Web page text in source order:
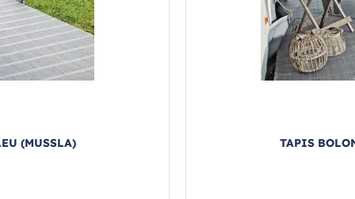
(MUSSLA) TAPIS